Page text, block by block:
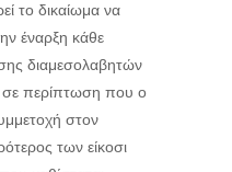
το δικαίωμα να
έναρξη κάθε
διαμεσολαβητών
σε περίπτωση που ο
στον
των είκοσι